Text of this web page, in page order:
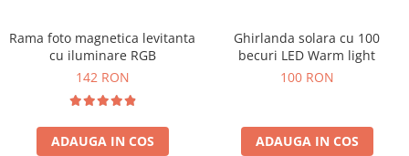
Cel ce are tot
Cadouri Nunta si Cununie civila
Rama foto magnetica levitanta
cu iluminare RGB
142 RON
ADAUGA IN COS
Ghirlanda solara cu 100
becuri LED Warm light
100 RON
ADAUGA IN COS